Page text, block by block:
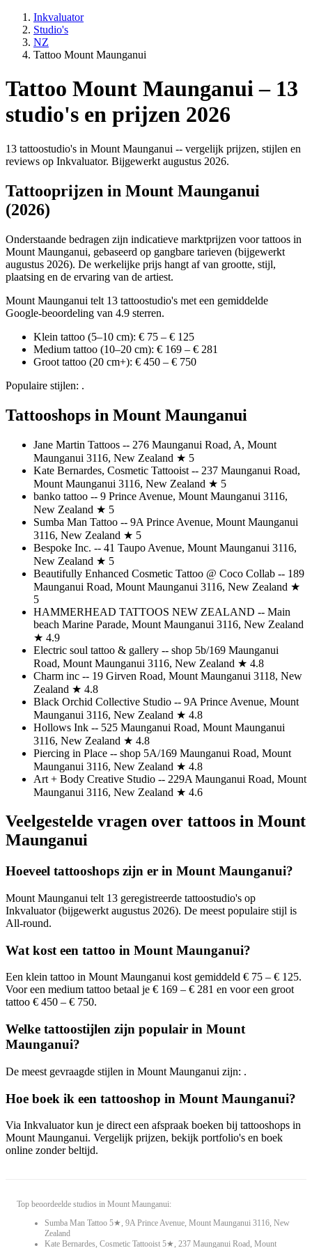
Inkvaluator
Studio's
NZ
Tattoo Mount Maunganui
Tattoo Mount Maunganui – 13
studio's en prijzen 2026
13 tattoostudio's in Mount Maunganui -- vergelijk prijzen, stijlen en
reviews op Inkvaluator. Bijgewerkt augustus 2026.
Tattooprijzen in Mount Maunganui
(2026)
Onderstaande bedragen zijn indicatieve marktprijzen voor tattoos in
Mount Maunganui, gebaseerd op gangbare tarieven (bijgewerkt
augustus 2026). De werkelijke prijs hangt af van grootte, stijl,
plaatsing en de ervaring van de artiest.
Mount Maunganui telt 13 tattoostudio's met een gemiddelde
Google-beoordeling van 4.9 sterren.
Klein tattoo (5–10 cm): € 75 – € 125
Medium tattoo (10–20 cm): € 169 – € 281
Groot tattoo (20 cm+): € 450 – € 750
Populaire stijlen: .
Tattooshops in Mount Maunganui
Jane Martin Tattoos -- 276 Maunganui Road, A, Mount
Maunganui 3116, New Zealand ★ 5
Kate Bernardes, Cosmetic Tattooist -- 237 Maunganui Road,
Mount Maunganui 3116, New Zealand ★ 5
banko tattoo -- 9 Prince Avenue, Mount Maunganui 3116,
New Zealand ★ 5
Sumba Man Tattoo -- 9A Prince Avenue, Mount Maunganui
3116, New Zealand ★ 5
Bespoke Inc. -- 41 Taupo Avenue, Mount Maunganui 3116,
New Zealand ★ 5
Beautifully Enhanced Cosmetic Tattoo @ Coco Collab -- 189
Maunganui Road, Mount Maunganui 3116, New Zealand ★
5
HAMMERHEAD TATTOOS NEW ZEALAND -- Main
beach Marine Parade, Mount Maunganui 3116, New Zealand
★ 4.9
Electric soul tattoo & gallery -- shop 5b/169 Maunganui
Road, Mount Maunganui 3116, New Zealand ★ 4.8
Charm inc -- 19 Girven Road, Mount Maunganui 3118, New
Zealand ★ 4.8
Black Orchid Collective Studio -- 9A Prince Avenue, Mount
Maunganui 3116, New Zealand ★ 4.8
Hollows Ink -- 525 Maunganui Road, Mount Maunganui
3116, New Zealand ★ 4.8
Piercing in Place -- shop 5A/169 Maunganui Road, Mount
Maunganui 3116, New Zealand ★ 4.8
Art + Body Creative Studio -- 229A Maunganui Road, Mount
Maunganui 3116, New Zealand ★ 4.6
Veelgestelde vragen over tattoos in Mount
Maunganui
Hoeveel tattooshops zijn er in Mount Maunganui?
Mount Maunganui telt 13 geregistreerde tattoostudio's op
Inkvaluator (bijgewerkt augustus 2026). De meest populaire stijl is
All-round.
Wat kost een tattoo in Mount Maunganui?
Een klein tattoo in Mount Maunganui kost gemiddeld € 75 – € 125.
Voor een medium tattoo betaal je € 169 – € 281 en voor een groot
tattoo € 450 – € 750.
Welke tattoostijlen zijn populair in Mount
Maunganui?
De meest gevraagde stijlen in Mount Maunganui zijn: .
Hoe boek ik een tattooshop in Mount Maunganui?
Via Inkvaluator kun je direct een afspraak boeken bij tattooshops in
Mount Maunganui. Vergelijk prijzen, bekijk portfolio's en boek
online zonder beltijd.
Top beoordeelde studios in Mount Maunganui:
Sumba Man Tattoo 5★, 9A Prince Avenue, Mount Maunganui 3116, New
Zealand
Kate Bernardes, Cosmetic Tattooist 5★, 237 Maunganui Road, Mount